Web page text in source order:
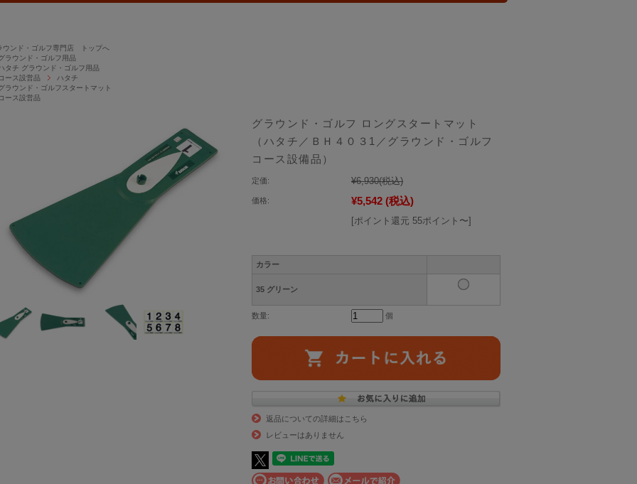
ウンド・ゴルフ専門店 トップへ
ラウンド・ゴルフ用品
タチ グラウンド・ゴルフ用品
ース設営品
ハタチ
ラウンド・ゴルフスタートマット
ース設営品
グラウンド・ゴルフ ロングスタートマット
（ハタチ／ＢＨ４０３1／グラウンド・ゴルフ
コース設備品）
定価: ¥6,930(税込)
価格: ¥5,542 (税込)
[ポイント還元 55ポイント〜]
カラー
35 グリーン
数量: 個
返品についての詳細はこちら
レビューはありません